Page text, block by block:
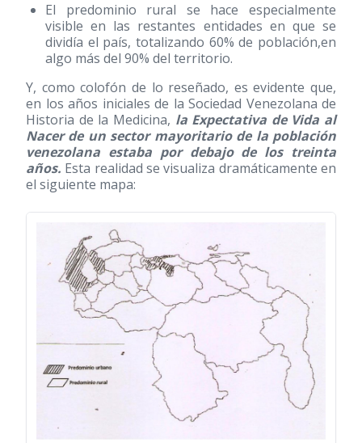
El predominio rural se hace especialmente
visible en las restantes entidades en que se
dividía el país, totalizando 60% de población,en
algo más del 90% del territorio.
Y, como colofón de lo reseñado, es evidente que,
en los años iniciales de la Sociedad Venezolana de
Historia de la Medicina, la Expectativa de Vida al
Nacer de un sector mayoritario de la población
venezolana estaba por debajo de los treinta
años. Esta realidad se visualiza dramáticamente en
el siguiente mapa: